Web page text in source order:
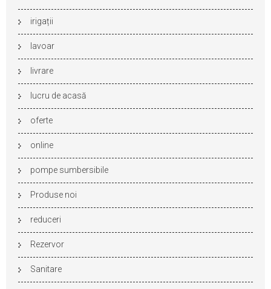
irigații
lavoar
livrare
lucru de acasă
oferte
online
pompe sumbersibile
Produse noi
reduceri
Rezervor
Sanitare